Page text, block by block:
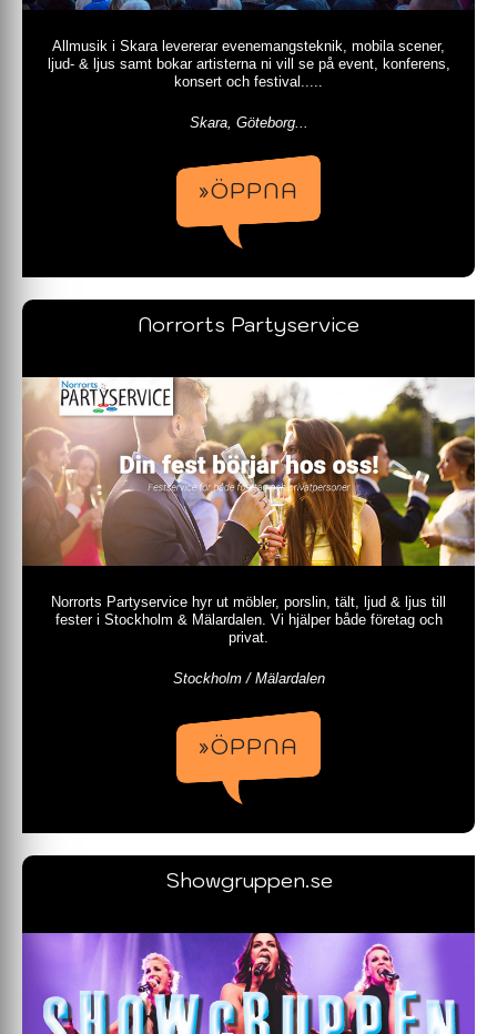
Allmusik i Skara levererar evenemangsteknik, mobila scener,
ljud- & ljus samt bokar artisterna ni vill se på event, konferens,
konsert och festival.....
Skara, Göteborg...
»ÖPPNA
Norrorts Partyservice
Norrorts Partyservice hyr ut möbler, porslin, tält, ljud & ljus till
fester i Stockholm & Mälardalen. Vi hjälper både företag och
privat.
Stockholm / Mälardalen
»ÖPPNA
Showgruppen.se